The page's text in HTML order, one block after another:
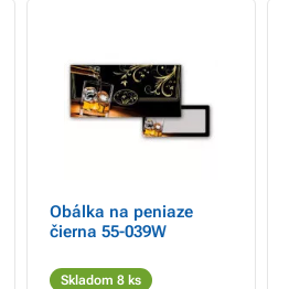
Obálka na peniaze
čierna 55-039W
Skladom 8 ks